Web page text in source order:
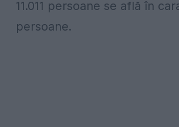
11.011 persoane se află în
persoane.